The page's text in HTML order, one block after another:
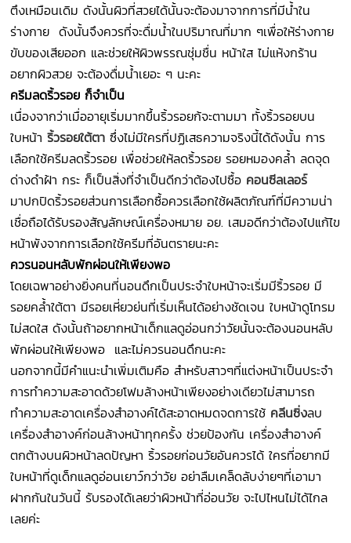
ตึงเหมือนเดิม ดังนั้นผิวที่สวยได้นั้นจะต้องมาจากการที่มีน้ำใน
ร่างกาย ดังนั้นจึงควรที่จะดื่มน้ำในปริมาณที่มาก ๆเพื่อให้ร่างกาย
ขับของเสียออก และช่วยให้ผิวพรรณชุ่มชื่น หน้าใส ไม่แห้งกร้าน
อยากผิวสวย จะต้องดื่มน้ำเยอะ ๆ นะคะ
ครีมลดริ้วรอย ก็จำเป็น
เนื่องจากว่าเมื่ออายุเริ่มมากขึ้นริ้วรอยก้จะตามมา ทั้งริ้วรอยบน
ใบหน้า ริ้วรอยใต้ตา ซึ่งไม่มีใครที่ปฏิเสธความจริงนี้ได้ดังนั้น การ
เลือกใช้ครีมลดริ้วรอย เพื่อช่วยให้ลดริ้วรอย รอยหมองคล้ำ ลดจุด
ด่างดำฝ้า กระ ก็เป็นสิ่งที่จำเป็นดีกว่าต้องไปซื้อ คอนซีลเลอร์
มาปกปิดริ้วรอยส่วนการเลือกซื้อควรเลือกใช้ผลิตภัณฑ์ที่มีความน่า
เชื่อถือได้รับรองสัญลักษณ์เครื่องหมาย อย. เสมอดีกว่าต้องไปแก้ไข
หน้าพังจากการเลือกใช้ครีมที่อันตรายนะคะ
ควรนอนหลับพักผ่อนให้เพียงพอ
โดยเฉพาอย่างยิ่งคนที่นอนดึกเป็นประจำใบหน้าจะเริ่มมีริ้วรอย มี
รอยคล้ำใต้ตา มีรอยเหี่ยวย่นที่เริ่มเห็นได้อย่างชัดเจน ใบหน้าดูโทรม
ไม่สดใส ดังนั้นถ้าอยากหน้าเด็กแลดูอ่อนกว่าวัยนั้นจะต้องนอนหลับ
พักผ่อนให้เพียงพอ และไม่ควรนอนดึกนะคะ
นอกจากนี้มีคำแนะนำเพิ่มเติมคือ สำหรับสาวๆที่แต่งหน้าเป็นประจำ
การทำความสะอาดด้วยโฟมล้างหน้าเพียงอย่างเดียวไม่สามารถ
ทำความสะอาดเครื่องสำอางค์ได้สะอาดหมดจดการใช้ คลีนซิ่งลบ
เครื่องสำอางค์ก่อนล้างหน้าทุกครั้ง ช่วยป้องกัน เครื่องสำอางค์
ตกต้างบนผิวหน้าลดปัญหา ริ้วรอยก่อนวัยอันควรได้ ใครที่อยากมี
ใบหน้าที่ดูเด็กแลดูอ่อนเยาว์กว่าวัย อย่าลืมเคล็ดลับง่ายๆที่เอามา
ฝากกันในวันนี้ รับรองได้เลยว่าผิวหน้าที่อ่อนวัย จะไปไหนไม่ได้ไกล
เลยค่ะ